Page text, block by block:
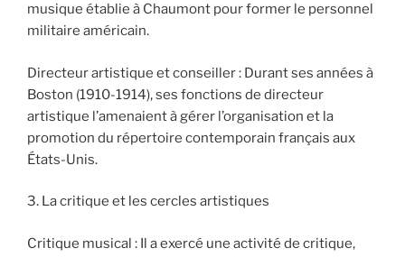
musique établie à Chaumont pour former le personnel
militaire américain.
Directeur artistique et conseiller : Durant ses années à
Boston (1910-1914), ses fonctions de directeur
artistique l’amenaient à gérer l’organisation et la
promotion du répertoire contemporain français aux
États-Unis.
3. La critique et les cercles artistiques
Critique musical : Il a exercé une activité de critique,